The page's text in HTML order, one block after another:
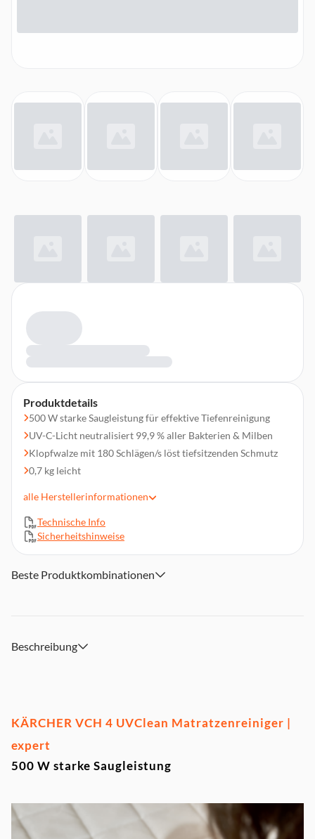
Produktdetails
500 W starke Saugleistung für effektive Tiefenreinigung
UV-C-Licht neutralisiert 99,9 % aller Bakterien & Milben
Klopfwalze mit 180 Schlägen/s löst tiefsitzenden Schmutz
0,7 kg leicht
5 m langes Kabel für gute Reichweite
Heißluftentfeuchtung bei 65 °C
alle Herstellerinformationen
Technische Info
Sicherheitshinweise
Beste Produktkombinationen
Beschreibung
KÄRCHER VCH 4 UVClean Matratzenreiniger |
expert
500 W starke Saugleistung